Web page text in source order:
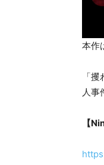
本作
「
人事
【